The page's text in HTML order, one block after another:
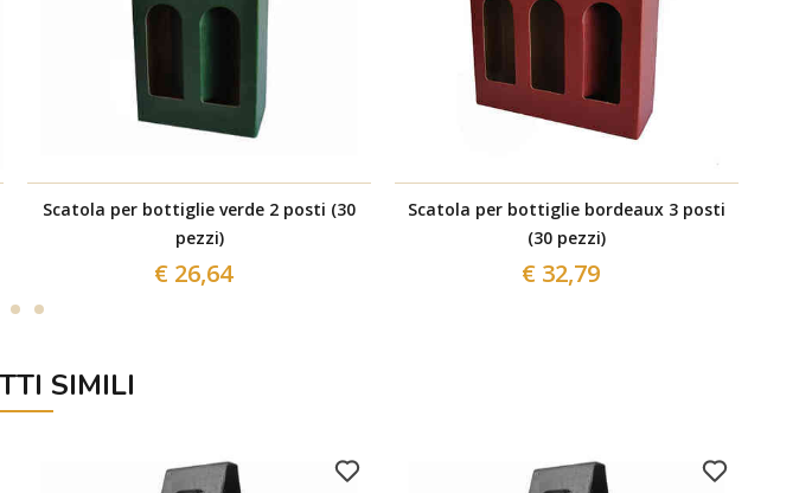
Scatola per bottiglie verde 2 posti (30
pezzi)
€ 26,64
Scatola per bottiglie bordeaux 3 posti
(30 pezzi)
€ 32,79
SIMILI